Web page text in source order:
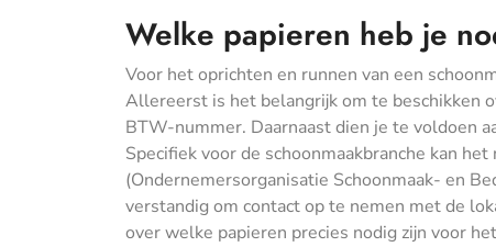
Welke papieren heb je
Voor het oprichten en runnen van een
Allereerst is het belangrijk om te beschikken
BTW-nummer. Daarnaast dien je te voldoen
Specifiek voor de schoonmaakbranche kan
(Ondernemersorganisatie Schoonmaak- en
verstandig om contact op te nemen met de
over welke papieren precies nodig zijn voor